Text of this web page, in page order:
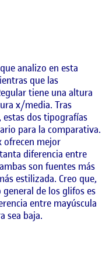
analizo en esta
que las
tiene una altura
x/media. Tras
dos tipografías
para la comparativa.
ofrecen mejor
diferencia entre
son fuentes más
estilizada. Creo que,
de los glifos es
entre mayúscula
sea baja.